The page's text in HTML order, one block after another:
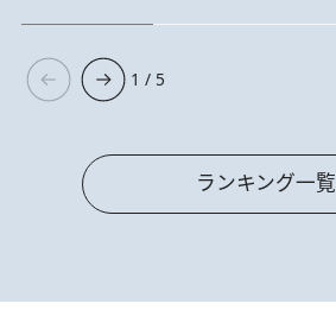
1 / 5
ランキング一覧